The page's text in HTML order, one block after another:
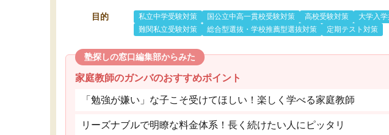
目的 私立中学受験対策 国公立中高一貫校受験対策 高校受験対策 大学入
難関私立受験対策
総合型選抜・学校推薦型選抜対策 定期テスト対策
塾探しの窓口編集部からみた
家庭教師のガンバのおすすめポイント
「勉強が嫌い」な子こそ受けてほしい！楽しく学べる家庭教師
リーズナブルで明瞭な料金体系！長く続けたい人にピッタリ